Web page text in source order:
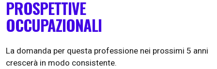
PROSPETTIVE
OCCUPAZIONALI
La domanda per questa professione nei prossimi 5 anni
crescerà in modo consistente.